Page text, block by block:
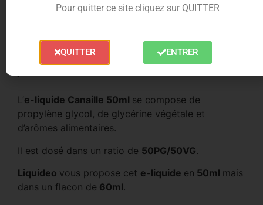
Liquideovous propose sonliquide pour cigarette
Vous retrouverez le mix détonnant de la
L’e-liquide Canaille 50ml se compose de
propylène glycol, de glycérine végétale et
d’arômes alimentaires.
Il est dosé dans un ratio de 50PG/50VG.
Liquideo vous propose cet e-liquide en 50ml mais
dans un flacon de 60ml.
Pour quitter ce site cliquez sur QUITTER
QUITTER ENTRER